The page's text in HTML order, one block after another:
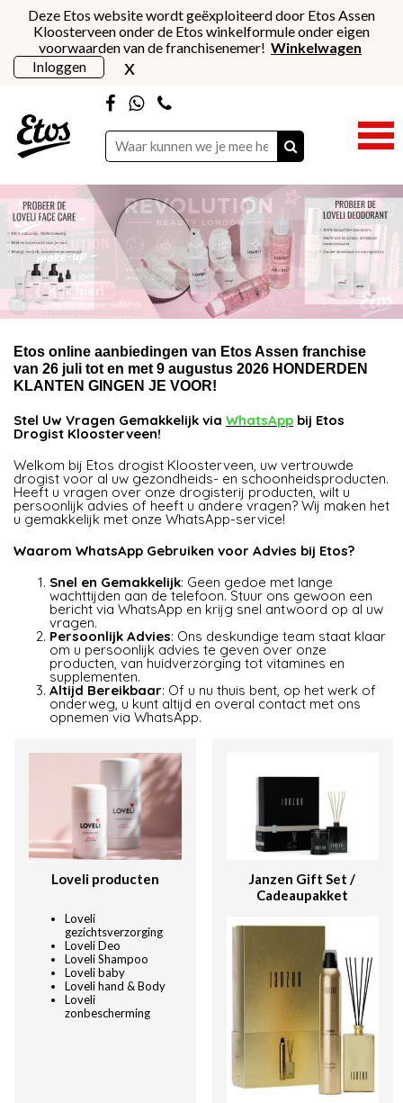
Deze Etos website wordt geëxploiteerd door Etos Assen
Kloosterveen onder de Etos winkelformule onder eigen
voorwaarden van de franchisenemer! Winkelwagen
Inloggen
x
Naar pagina
Shop Cura Curls
Beppy Soft assortiment ►
Etos online aanbiedingen van Etos Assen franchise
van 26 juli tot en met 9 augustus 2026 HONDERDEN
KLANTEN GINGEN JE VOOR!
Stel Uw Vragen Gemakkelijk viaWhatsApp bij Etos
Drogist Kloosterveen!
Welkom bij Etos drogist Kloosterveen, uw vertrouwde
drogist voor al uw gezondheids- en schoonheidsproducten.
Heeft u vragen over onze drogisterij producten, wilt u
persoonlijk advies of heeft u andere vragen? Wij maken het
u gemakkelijk met onze WhatsApp-service!
Waarom WhatsApp Gebruiken voor Advies bij Etos?
Snel en Gemakkelijk: Geen gedoe met lange
wachttijden aan de telefoon. Stuur ons gewoon een
bericht via WhatsApp en krijg snel antwoord op al uw
vragen.
Persoonlijk Advies: Ons deskundige team staat klaar
om u persoonlijk advies te geven over onze
producten, van huidverzorging tot vitamines en
supplementen.
Altijd Bereikbaar: Of u nu thuis bent, op het werk of
onderweg, u kunt altijd en overal contact met ons
opnemen via WhatsApp.
Loveli producten
Loveli
gezichtsverzorging
Loveli Deo
Loveli Shampoo
Loveli baby
Loveli hand & Body
Loveli
zonbescherming
Janzen Gift Set /
Cadeaupakket